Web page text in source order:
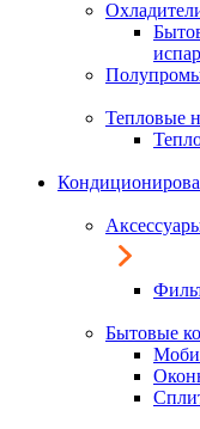
Тепловые
Бытовые